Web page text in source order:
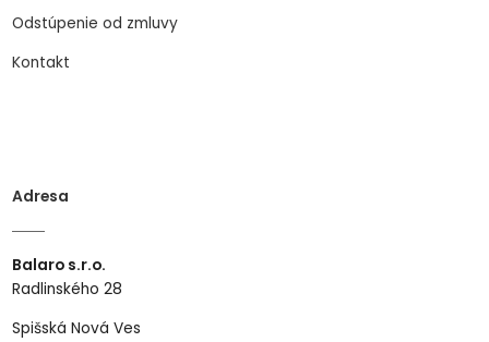
Odstúpenie od zmluvy
Kontakt
Adresa
Balaro s.r.o.
Radlinského 28
Spišská Nová Ves